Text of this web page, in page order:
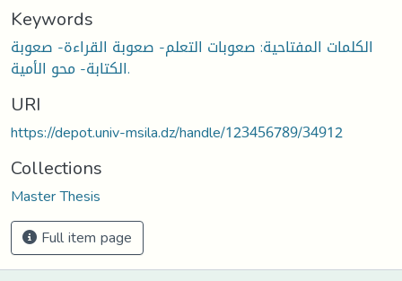
Keywords
الكلمات المفتاحية: صعوبات التعلم- صعوبة القراءة- صعوبة
الكتابة- محو الأمية.
URI
https://depot.univ-msila.dz/handle/123456789/34912
Collections
Master Thesis
Full item page